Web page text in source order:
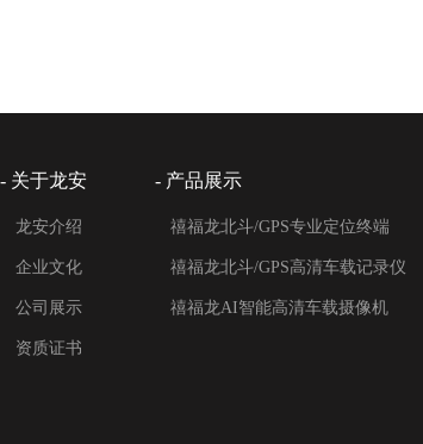
- 关于龙安
龙安介绍
企业文化
公司展示
资质证书
- 产品展示
禧福龙北斗/GPS专业定位终端
禧福龙北斗/GPS高清车载记录仪
禧福龙AI智能高清车载摄像机